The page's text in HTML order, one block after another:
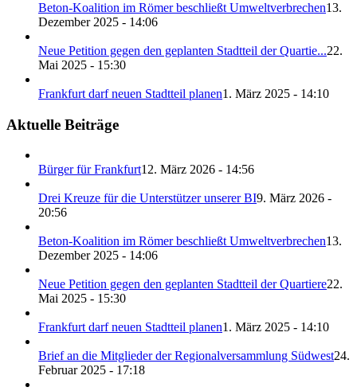
Beton-Koalition im Römer beschließt Umweltverbrechen13.
Dezember 2025 - 14:06
Neue Petition gegen den geplanten Stadtteil der Quartie...22.
Mai 2025 - 15:30
Frankfurt darf neuen Stadtteil planen1. März 2025 - 14:10
Aktuelle Beiträge
Bürger für Frankfurt12. März 2026 - 14:56
Drei Kreuze für die Unterstützer unserer BI9. März 2026 -
20:56
Beton-Koalition im Römer beschließt Umweltverbrechen13.
Dezember 2025 - 14:06
Neue Petition gegen den geplanten Stadtteil der Quartiere22.
Mai 2025 - 15:30
Frankfurt darf neuen Stadtteil planen1. März 2025 - 14:10
Brief an die Mitglieder der Regionalversammlung Südwest24.
Februar 2025 - 17:18